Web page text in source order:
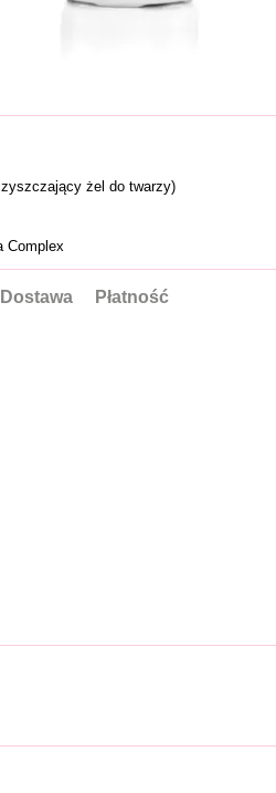
żel do twarzy)
Complex
Dostawa Płatność